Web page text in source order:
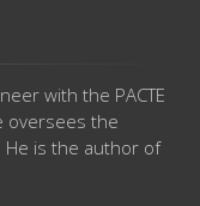
with the PACTE
oversees the
He is the author of